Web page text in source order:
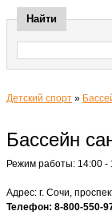
Найти
Детский спорт »
Бассейн
Режим работы: 14:00 -
Адрес: г. Сочи,
Телефон: 8-800-550-